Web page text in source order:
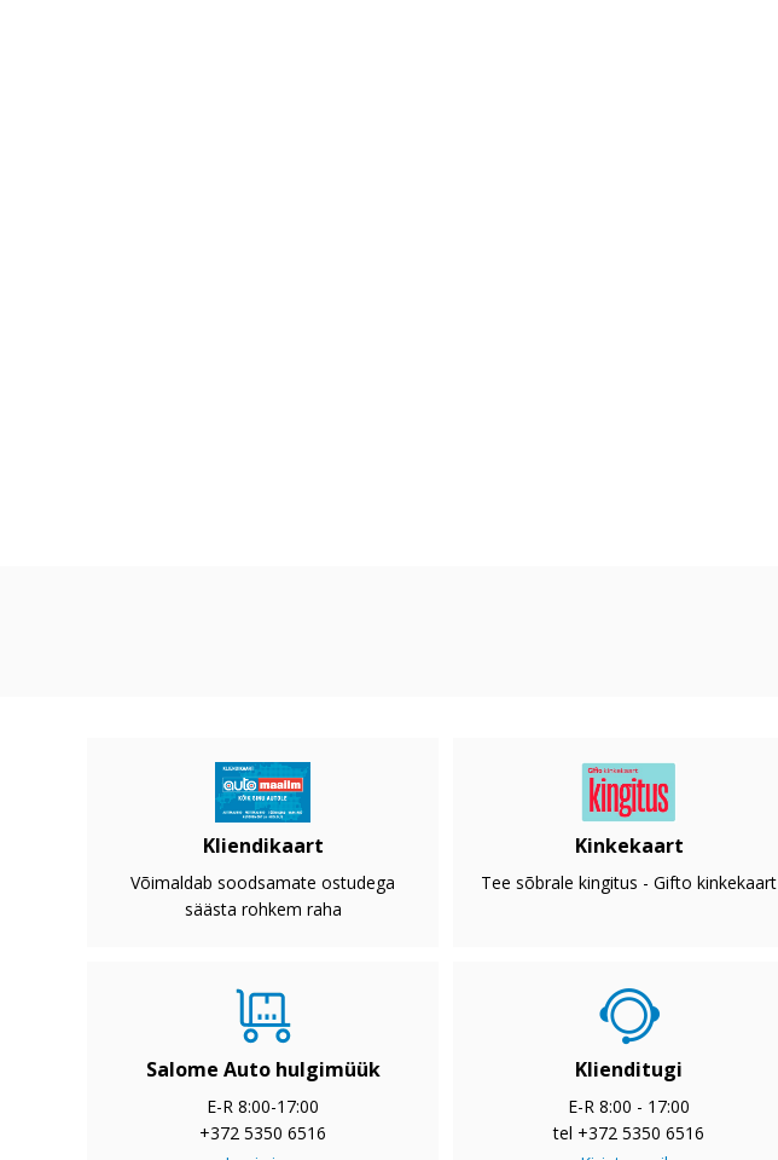
Kliendikaart
Võimaldab soodsamate ostudega
säästa rohkem raha
Kinkekaart
Tee sõbrale kingitus - Gifto kinkekaart
Salome Auto hulgimüük
E-R 8:00-17:00
+372 5350 6516
Klienditugi
E-R 8:00 - 17:00
tel +372 5350 6516